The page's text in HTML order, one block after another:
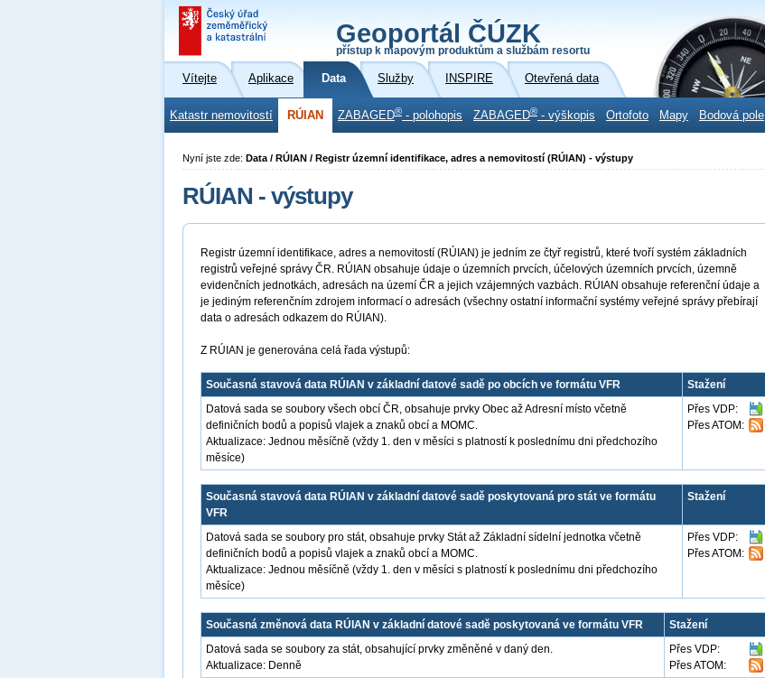
Geoportál ČÚZK
přístup k mapovým produktům a službám resortu
Vítejte Aplikace Data Služby INSPIRE Otevřená data
Katastr nemovitostí RÚIAN ZABAGED® - polohopis ZABAGED® - výškopis Ortofoto Mapy Bodová pole
Nyní jste zde: Data / RÚIAN / Registr územní identifikace, adres a nemovitostí (RÚIAN) - výstupy
RÚIAN - výstupy
Registr územní identifikace, adres a nemovitostí (RÚIAN) je jedním ze čtyř registrů, které tvoří systém základních
registrů veřejné správy ČR. RÚIAN obsahuje údaje o územních prvcích, účelových územních prvcích, územně
evidenčních jednotkách, adresách na území ČR a jejich vzájemných vazbách. RÚIAN obsahuje referenční údaje a
je jediným referenčním zdrojem informací o adresách (všechny ostatní informační systémy veřejné správy přebírají
data o adresách odkazem do RÚIAN).
Z RÚIAN je generována celá řada výstupů:
Současná stavová data RÚIAN v základní datové sadě po obcích ve formátu VFR
Stažení
Datová sada se soubory všech obcí ČR, obsahuje prvky Obec až Adresní místo včetně
definičních bodů a popisů vlajek a znaků obcí a MOMC.
Aktualizace: Jednou měsíčně (vždy 1. den v měsíci s platností k poslednímu dni předchozího
měsíce)
Přes VDP:
Přes ATOM:
Současná stavová data RÚIAN v základní datové sadě poskytovaná pro stát ve formátu
VFR
Stažení
Datová sada se soubory pro stát, obsahuje prvky Stát až Základní sídelní jednotka včetně
definičních bodů a popisů vlajek a znaků obcí a MOMC.
Aktualizace: Jednou měsíčně (vždy 1. den v měsíci s platností k poslednímu dni předchozího
měsíce)
Přes VDP:
Přes ATOM:
Současná změnová data RÚIAN v základní datové sadě poskytovaná ve formátu VFR
Stažení
Datová sada se soubory za stát, obsahující prvky změněné v daný den.
Aktualizace: Denně
Přes VDP:
Přes ATOM: